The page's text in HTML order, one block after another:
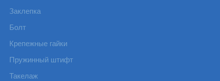
Заклепка
Болт
Крепежные гайки
Пружинный штифт
Такелаж